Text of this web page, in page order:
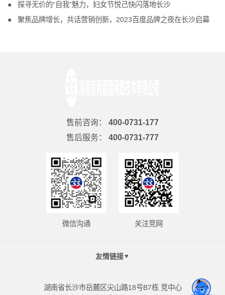
探寻无价的“自我”魅力，妇女节悦己快闪落地长沙
聚焦品牌增长，共话营销创新，2023百度品牌之夜在长沙启幕
售前咨询：
400-0731-177
售后服务：
400-0731-777
微信沟通 关注竞网
友情链接▼
湖南省长沙市岳麓区尖山路18号B7栋 竞中心